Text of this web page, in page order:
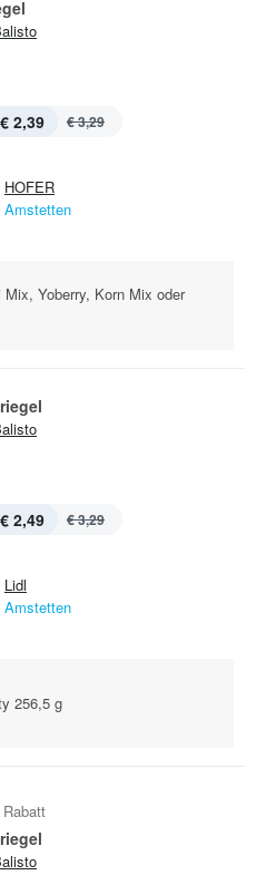
€ 2,39 € 3,29
HOFER
Amstetten
Yoberry, Korn Mix oder
€ 2,49 € 3,29
Lidl
Amstetten
256,5 g
Rabatt